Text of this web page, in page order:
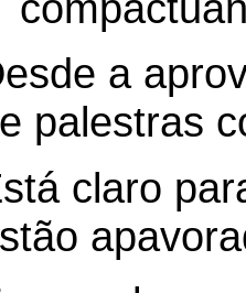
a
palestras
claro